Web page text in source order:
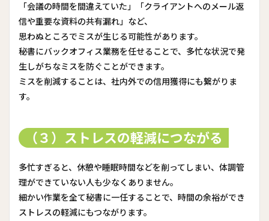
「会議の時間を間違えていた」「クライアントへのメール返
信や重要な資料の共有漏れ」など、
思わぬところでミスが生じる可能性があります。
秘書にバックオフィス業務を任せることで、多忙な状況で発
生しがちなミスを防ぐことができます。
ミスを削減することは、社内外での信用獲得にも繋がりま
す。
（３）ストレスの軽減につながる
多忙すぎると、休憩や睡眠時間などを削ってしまい、体調管
理ができていない人も少なくありません。
細かい作業を全て秘書に一任することで、時間の余裕ができ
ストレスの軽減にもつながります。